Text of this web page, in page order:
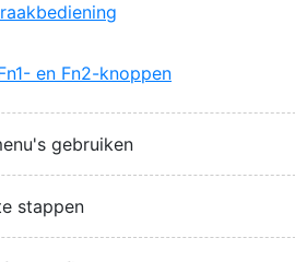
en Fn2-knoppen
gebruiken
stappen